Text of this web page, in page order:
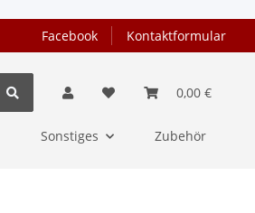
Facebook
Kontaktformular
0,00 €
Sonstiges Zubehör